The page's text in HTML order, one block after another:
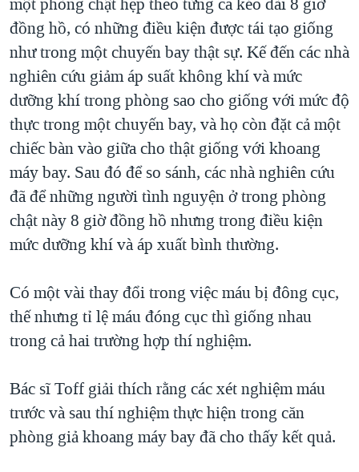
đồng hồ, có những điều kiện được tái tạo giống
như trong một chuyến bay thật sự. Kế đến các nhà
nghiên cứu giảm áp suất không khí và mức
dưỡng khí trong phòng sao cho giống với mức độ
thực trong một chuyến bay, và họ còn đặt cả một
chiếc bàn vào giữa cho thật giống với khoang
máy bay. Sau đó để so sánh, các nhà nghiên cứu
đã để những người tình nguyện ở trong phòng
chật này 8 giờ đồng hồ nhưng trong điều kiện
mức dưỡng khí và áp xuất bình thường.
Có một vài thay đổi trong việc máu bị đông cục,
thế nhưng tỉ lệ máu đóng cục thì giống nhau
trong cả hai trường hợp thí nghiệm.
Bác sĩ Toff giải thích rằng các xét nghiệm máu
trước và sau thí nghiệm thực hiện trong căn
phòng giả khoang máy bay đã cho thấy kết quả.